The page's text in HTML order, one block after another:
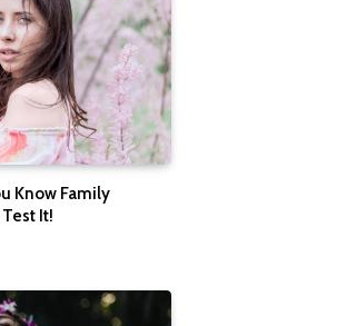
Know Family
Test It!